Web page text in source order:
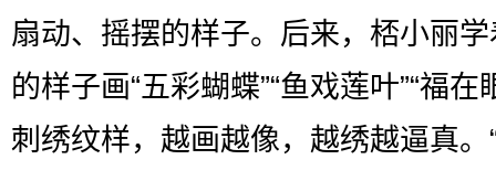
扇动、摇摆的样子。后来，桮小丽
的样子画“五彩蝴蝶”“鱼戏莲叶”“福在
刺绣纹样，越画越像，越绣越逼真。